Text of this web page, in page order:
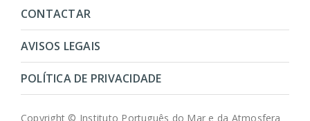
CONTACTAR
AVISOS LEGAIS
POLÍTICA DE PRIVACIDADE
Copyright © Instituto Português do Mar e da Atmosfera